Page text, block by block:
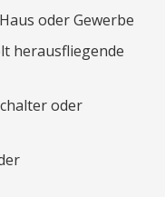
oder Gewerbe
herausfliegende
oder